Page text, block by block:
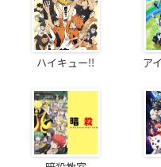
ハイキュー!! ア